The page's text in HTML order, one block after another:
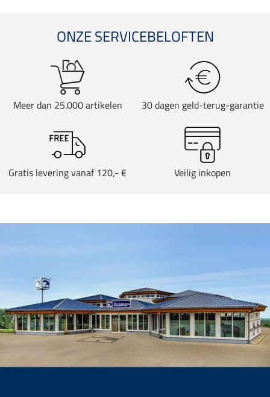
ONZE SERVICEBELOFTEN
Meer dan 25.000 artikelen 30 dagen geld-terug-garantie
Gratis levering vanaf 120,- € Veilig inkopen